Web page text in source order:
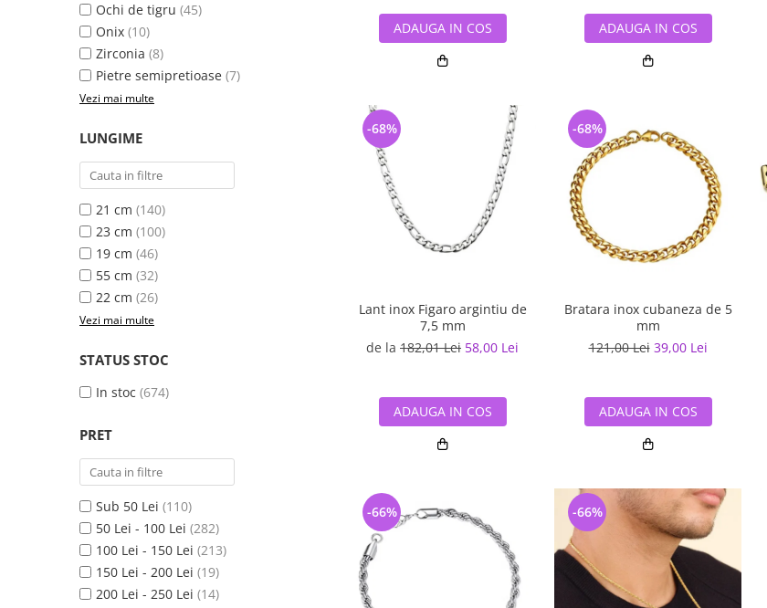
Ochi de tigru (45)
Onix (10)
Zirconia (8)
Pietre semipretioase (7)
Vezi mai multe
LUNGIME
21 cm (140)
23 cm (100)
19 cm (46)
55 cm (32)
22 cm (26)
Vezi mai multe
STATUS STOC
In stoc (674)
PRET
Sub 50 Lei (110)
50 Lei - 100 Lei (282)
100 Lei - 150 Lei (213)
150 Lei - 200 Lei (19)
200 Lei - 250 Lei (14)
ADAUGA IN COS ADAUGA IN COS
Lant inox Figaro argintiu de
7,5 mm
de la 182,01 Lei 58,00 Lei
-68%
ADAUGA IN COS
Bratara inox cubaneza de 5
mm
121,00 Lei 39,00 Lei
-68%
ADAUGA IN COS
-66% -66%